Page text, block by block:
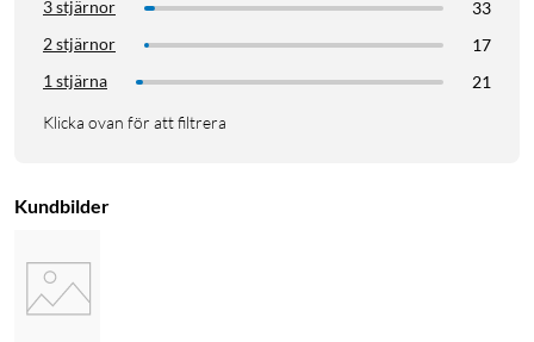
3 stjärnor
33
2 stjärnor
17
1 stjärna
21
Klicka ovan för att filtrera
Kundbilder